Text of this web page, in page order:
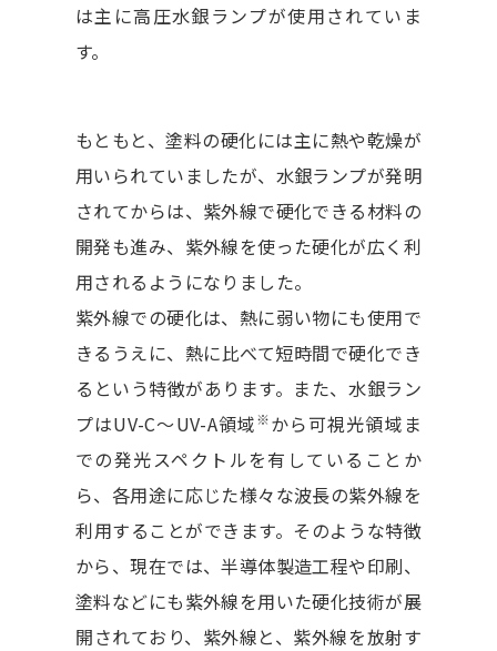
は主に高圧水銀ランプが使用されていま
す。
もともと、塗料の硬化には主に熱や乾燥が
用いられていましたが、水銀ランプが発明
されてからは、紫外線で硬化できる材料の
開発も進み、紫外線を使った硬化が広く利
用されるようになりました。
紫外線での硬化は、熱に弱い物にも使用で
きるうえに、熱に比べて短時間で硬化でき
るという特徴があります。また、水銀ラン
プはUV-C～UV-A領域※から可視光領域ま
での発光スペクトルを有していることか
ら、各用途に応じた様々な波長の紫外線を
利用することができます。そのような特徴
から、現在では、半導体製造工程や印刷、
塗料などにも紫外線を用いた硬化技術が展
開されており、紫外線と、紫外線を放射す